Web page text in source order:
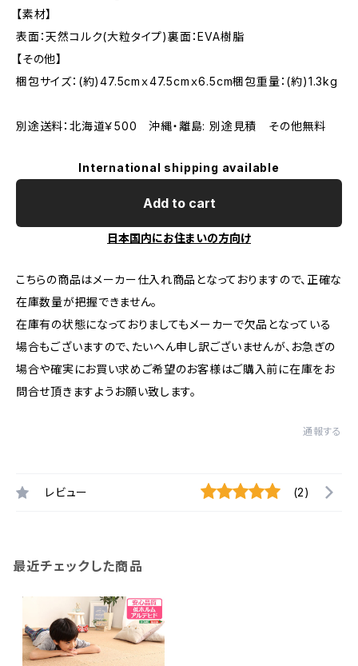
【素材】
表面：天然コルク(大粒タイプ)裏面：EVA樹脂
【その他】
梱包サイズ：(約)47.5cmｘ47.5cmｘ6.5cm梱包重量：(約)1.3kg
別途送料：北海道￥500 沖縄・離島: 別途見積 その他無料
International shipping available
Add to cart
日本国内にお住まいの方向け
こちらの商品はメーカー仕入れ商品となっておりますので、正確な
在庫数量が把握できません。
在庫有の状態になっておりましてもメーカーで欠品となっている
場合もございますので、たいへん申し訳ございませんが、お急ぎの
場合や確実にお買い求めご希望のお客様はご購入前に在庫をお
問合せ頂きますようお願い致します。
通報する
レビュー (2)
最近チェックした商品